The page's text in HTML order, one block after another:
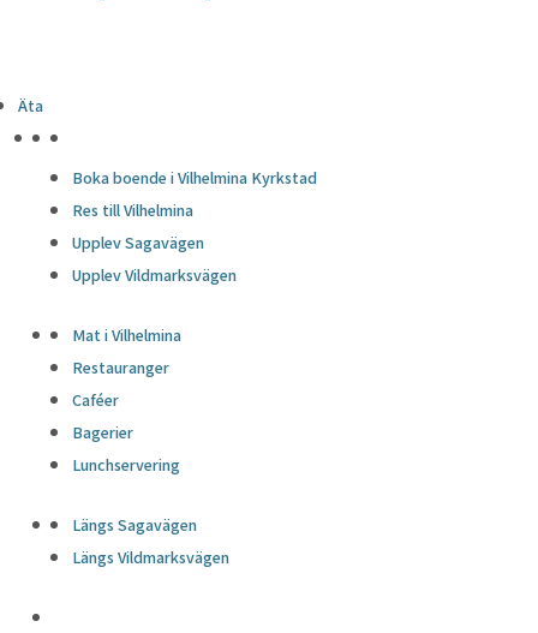
Äta
Boka boende i Vilhelmina Kyrkstad
Res till Vilhelmina
Upplev Sagavägen
Upplev Vildmarksvägen
Mat i Vilhelmina
Restauranger
Caféer
Bagerier
Lunchservering
Längs Sagavägen
Längs Vildmarksvägen